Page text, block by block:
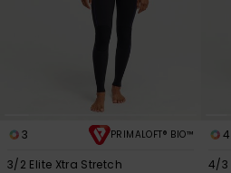
3 PRIMALOFT® BIO™
3/2 Elite Xtra Stretch
4
4/3